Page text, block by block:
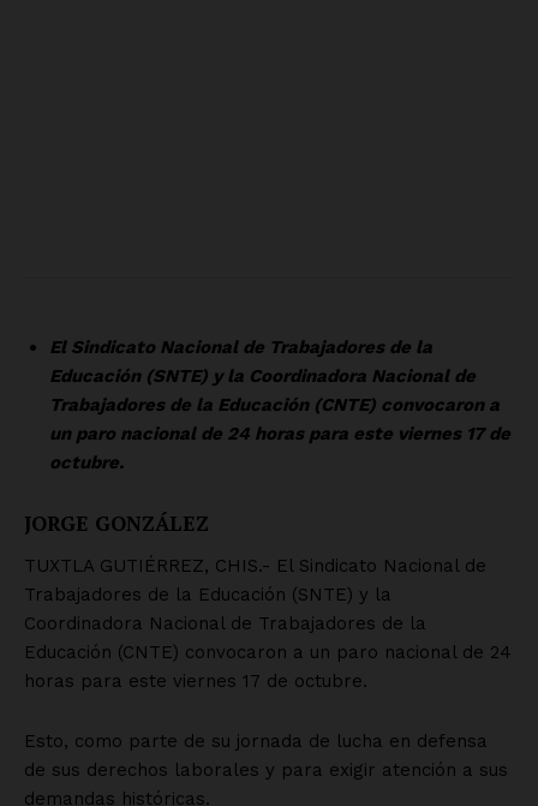
El Sindicato Nacional de Trabajadores de la
Educación (SNTE) y la Coordinadora Nacional de
Trabajadores de la Educación (CNTE) convocaron a
un paro nacional de 24 horas para este viernes 17 de
octubre.
JORGE GONZÁLEZ
TUXTLA GUTIÉRREZ, CHIS.- El Sindicato Nacional de
Trabajadores de la Educación (SNTE) y la
Coordinadora Nacional de Trabajadores de la
Educación (CNTE) convocaron a un paro nacional de 24
horas para este viernes 17 de octubre.
Esto, como parte de su jornada de lucha en defensa
de sus derechos laborales y para exigir atención a sus
demandas históricas.